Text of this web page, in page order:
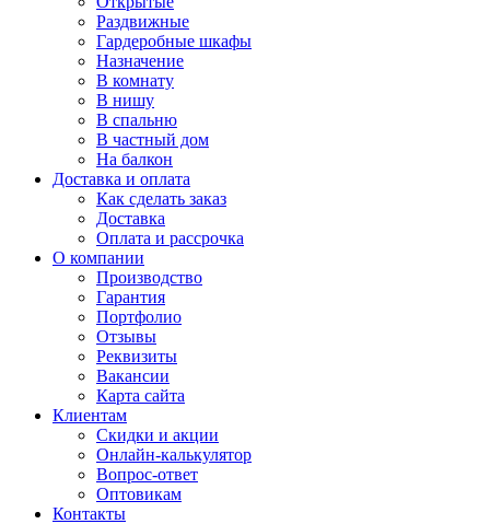
Раздвижные
Гардеробные шкафы
Назначение
В комнату
В нишу
В спальню
В частный дом
На балкон
Доставка и оплата
Как сделать заказ
Доставка
Оплата и рассрочка
О компании
Производство
Гарантия
Портфолио
Отзывы
Реквизиты
Вакансии
Карта сайта
Клиентам
Скидки и акции
Онлайн-калькулятор
Вопрос-ответ
Оптовикам
Контакты